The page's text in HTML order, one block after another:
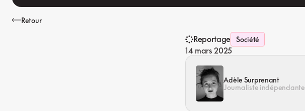
Retour
Reportage Société
14 mars 2025
Adèle Surprenant
Journaliste indépendante